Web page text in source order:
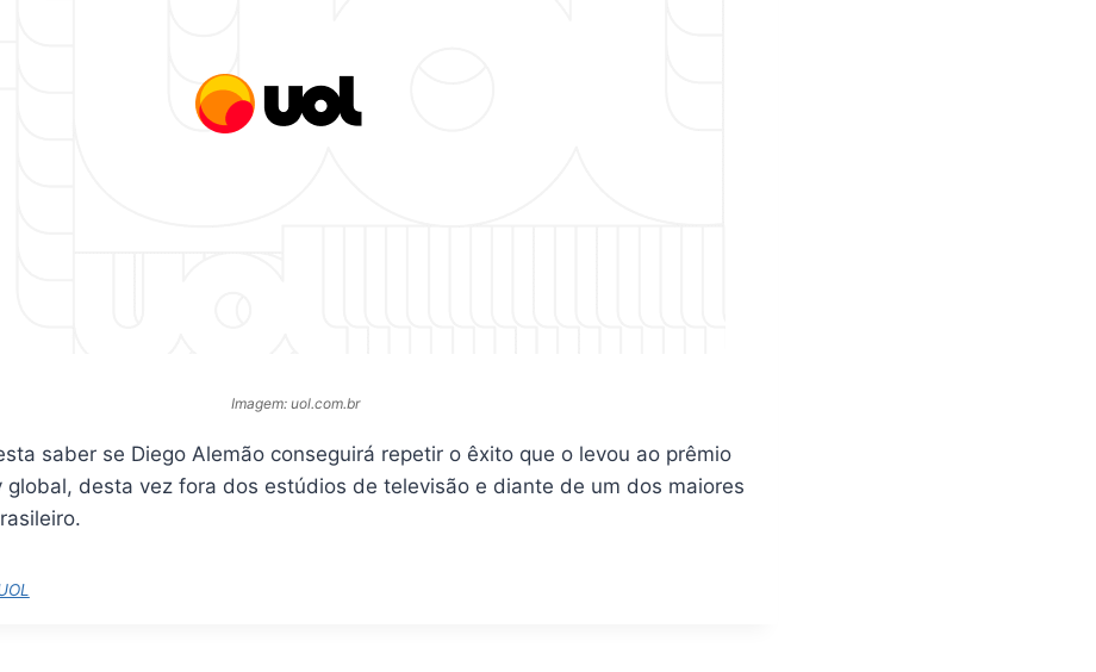
Imagem: uol.com.br
saber se Diego Alemão conseguirá repetir o êxito que o levou ao prêmio
global, desta vez fora dos estúdios de televisão e diante de um dos maiores